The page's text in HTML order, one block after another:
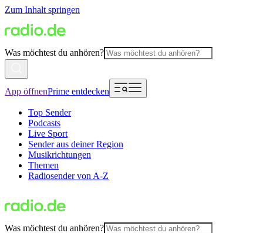
Zum Inhalt springen
Was möchtest du anhören?
App öffnenPrime entdecken
Top Sender
Podcasts
Live Sport
Sender aus deiner Region
Musikrichtungen
Themen
Radiosender von A-Z
Was möchtest du anhören?